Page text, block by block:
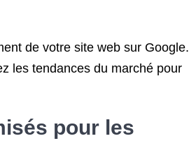
de votre site web sur Google.
les tendances du marché pour
pour les